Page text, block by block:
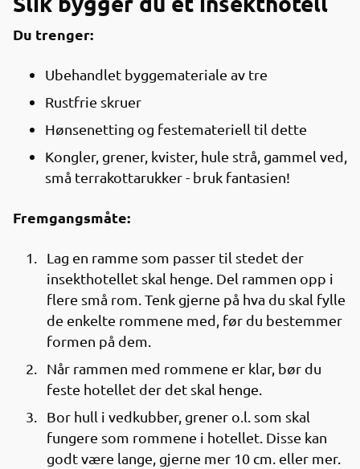
Du trenger:
Ubehandlet byggemateriale av tre
Rustfrie skruer
Hønsenetting og festemateriell til dette
Kongler, grener, kvister, hule strå, gammel ved,
små terrakottarukker - bruk fantasien!
Fremgangsmåte:
Lag en ramme som passer til stedet der
insekthotellet skal henge. Del rammen opp i
flere små rom. Tenk gjerne på hva du skal fylle
de enkelte rommene med, før du bestemmer
formen på dem.
Når rammen med rommene er klar, bør du
feste hotellet der det skal henge.
Bor hull i vedkubber, grener o.l. som skal
fungere som rommene i hotellet. Disse kan
godt være lange, gjerne mer 10 cm. eller mer.